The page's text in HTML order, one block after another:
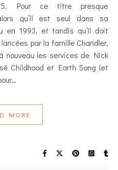
Pour ce titre presque
qu’il est seul dans sa
en 1993, et tandis qu’il doit
par la famille Chandler,
nouveau les services de Nick
Childhood et Earth Song (et
MORE